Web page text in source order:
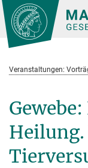
Hauptinhalt
Veranstaltungen:
Heilung.